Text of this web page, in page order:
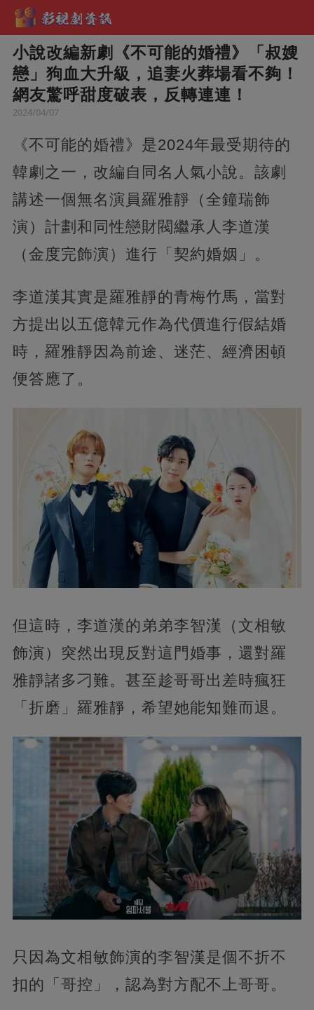
小說改編新劇《不可能的婚禮》「叔嫂
戀」狗血大升級，追妻火葬場看不夠！
網友驚呼甜度破表，反轉連連！
2024/04/07
《不可能的婚禮》是2024年最受期待的
韓劇之一，改編自同名人氣小說。該劇
講述一個無名演員羅雅靜（全鐘瑞飾
演）計劃和同性戀財閥繼承人李道漢
（金度完飾演）進行「契約婚姻」。
李道漢其實是羅雅靜的青梅竹馬，當對
方提出以五億韓元作為代價進行假結婚
時，羅雅靜因為前途、迷茫、經濟困頓
便答應了。
但這時，李道漢的弟弟李智漢（文相敏
飾演）突然出現反對這門婚事，還對羅
雅靜諸多刁難。甚至趁哥哥出差時瘋狂
「折磨」羅雅靜，希望她能知難而退。
只因為文相敏飾演的李智漢是個不折不
扣的「哥控」，認為對方配不上哥哥。